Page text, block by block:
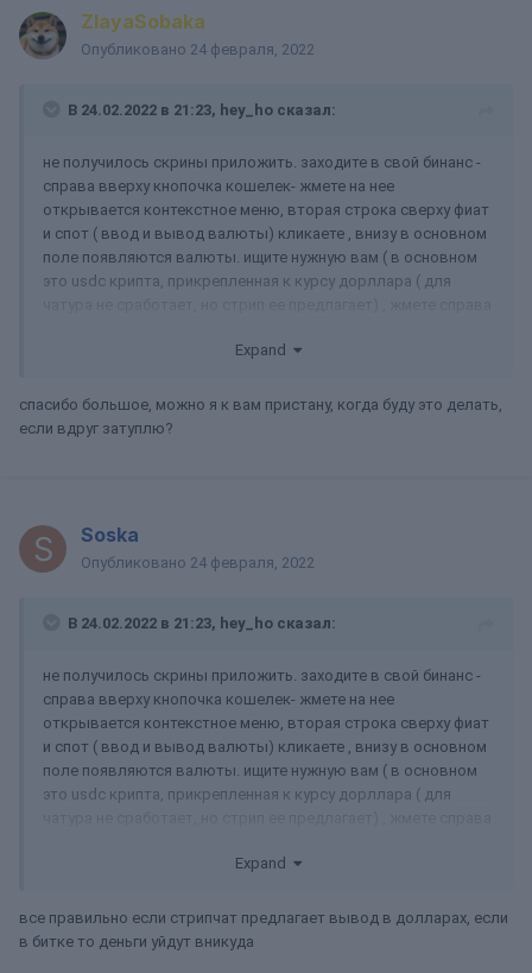
ZlayaSobaka
Опубликовано 24 февраля, 2022
В 24.02.2022 в 21:23, hey_ho сказал:
не получилось скрины приложить. заходите в свой бинанс -
справа вверху кнопочка кошелек- жмете на нее
открывается контекстное меню, вторая строка сверху фиат
и спот ( ввод и вывод валюты) кликаете , внизу в основном
поле появляются валюты. ищите нужную вам ( в основном
это usdc крипта, прикрепленная к курсу дорллара ( для
сеть eth (erc20) ,дает вам адрес, этот адрес вставляете на
Expand
спасибо большое, можно я к вам пристану, когда буду это делать,
если вдруг затуплю?
Soska
Опубликовано 24 февраля, 2022
В 24.02.2022 в 21:23, hey_ho сказал:
не получилось скрины приложить. заходите в свой бинанс -
справа вверху кнопочка кошелек- жмете на нее
открывается контекстное меню, вторая строка сверху фиат
и спот ( ввод и вывод валюты) кликаете , внизу в основном
поле появляются валюты. ищите нужную вам ( в основном
это usdc крипта, прикрепленная к курсу дорллара ( для
сеть eth (erc20) ,дает вам адрес, этот адрес вставляете на
Expand
все правильно если стрипчат предлагает вывод в долларах, если
в битке то деньги уйдут вникуда